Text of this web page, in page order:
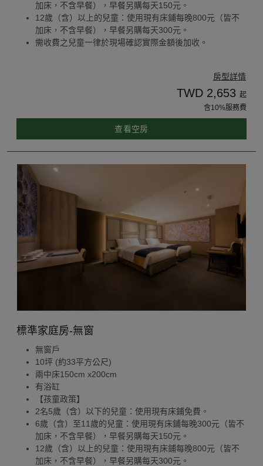
加床，不含早餐），早餐另購每天150元。
12歲（含）以上的兒童：使用現有床鋪每晚800元（皆不
加床，不含早餐），早餐另購每天300元。
需收費之兒童一律於現場確認實際金額後加收。
房型詳情
TWD 2,653 起
含10%服務費
查看空房
標準家庭房-無窗
無窗戶
10坪 (約33平方公尺)
兩中床150cm x200cm
有浴缸
【孩童政策】
2名5歲（含）以下的兒童：使用現有床鋪免費。
6歲（含）至11歲的兒童：使用現有床鋪每晚300元（皆不
加床，不含早餐），早餐另購每天150元。
12歲（含）以上的兒童：使用現有床鋪每晚800元（皆不
加床，不含早餐），早餐另購每天300元。